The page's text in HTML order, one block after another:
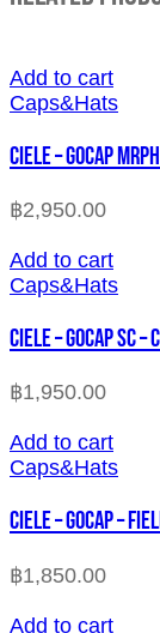
Add to cart
Caps&Hats
CIELE – GOCAP
฿2,950.00
Add to cart
Caps&Hats
CIELE – GOCAP SC
฿1,950.00
Add to cart
Caps&Hats
CIELE – GOCAP –
฿1,850.00
Add to cart